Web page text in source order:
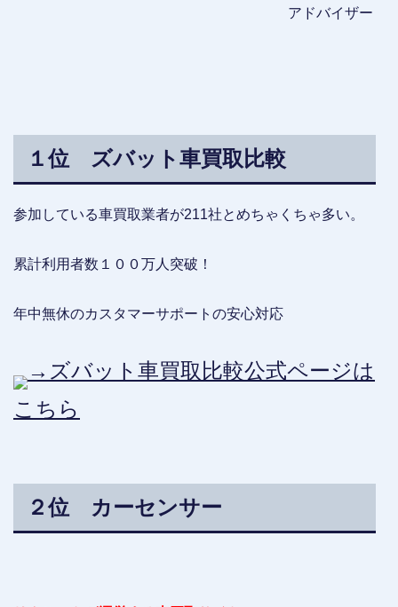
アドバイザー
１位 ズバット車買取比較
参加している車買取業者が211社とめちゃくちゃ多い。
累計利用者数１００万人突破！
年中無休のカスタマーサポートの安心対応
→ズバット車買取比較公式ページは
こちら
２位 カーセンサー